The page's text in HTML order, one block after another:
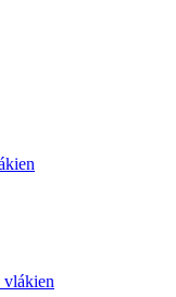
vlákien